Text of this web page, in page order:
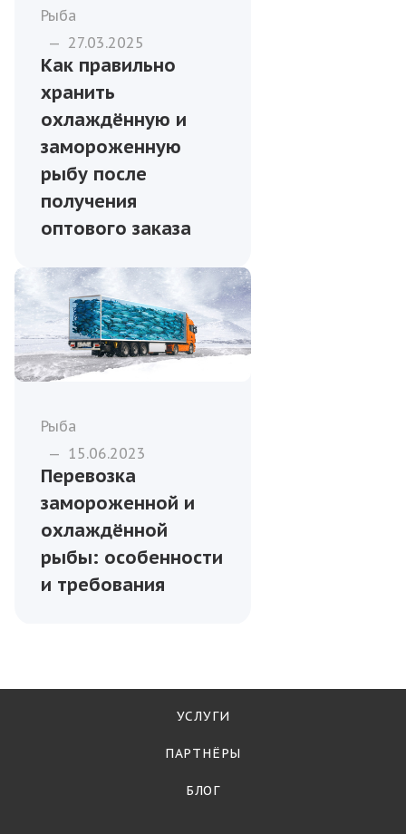
Рыба
— 27.03.2025
Как правильно
хранить
охлаждённую и
замороженную
рыбу после
получения
оптового заказа
Рыба
— 15.06.2023
Перевозка
замороженной и
охлаждённой
рыбы: особенности
и требования
УСЛУГИ
ПАРТНЁРЫ
БЛОГ